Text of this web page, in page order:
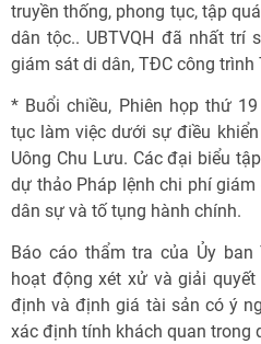
truyền thống, phong tục, tập
dân tộc.. UBTVQH đã nhất trí
giám sát di dân, TĐC công trình
* Buổi chiều, Phiên họp thứ
tục làm việc dưới sự điều
Uông Chu Lưu. Các đại biểu
dự thảo Pháp lệnh chi phí
dân sự và tố tụng hành chính.
Báo cáo thẩm tra của Ủy
hoạt động xét xử và giải
định và định giá tài sản có ý
xác định tính khách quan trong